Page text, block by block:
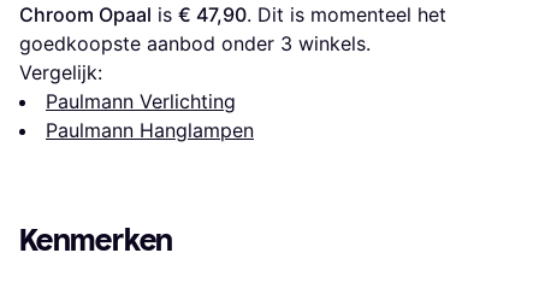
Chroom Opaal is € 47,90. Dit is momenteel het
goedkoopste aanbod onder 3 winkels.
Vergelijk:
Paulmann Verlichting
Paulmann Hanglampen
Kenmerken